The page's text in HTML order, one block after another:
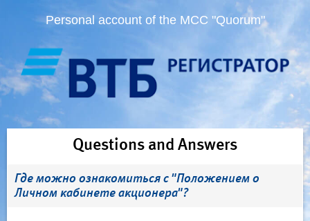
Personal account of the MCC "Quorum"
Questions and Answers
Где можно ознакомиться с "Положением о
Личном кабинете акционера"?